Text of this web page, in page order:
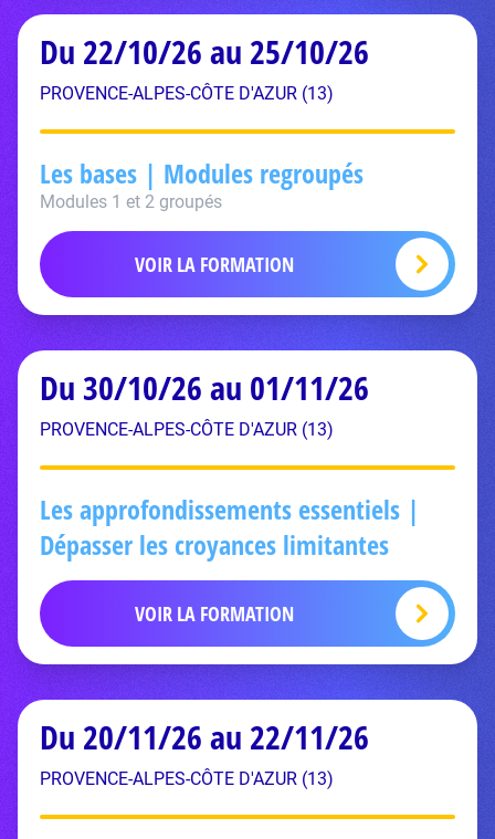
Du 22/10/26 au 25/10/26
PROVENCE-ALPES-CÔTE D'AZUR (13)
Les bases | Modules regroupés
Modules 1 et 2 groupés
VOIR LA FORMATION
Du 30/10/26 au 01/11/26
PROVENCE-ALPES-CÔTE D'AZUR (13)
Les approfondissements essentiels |
Dépasser les croyances limitantes
VOIR LA FORMATION
Du 20/11/26 au 22/11/26
PROVENCE-ALPES-CÔTE D'AZUR (13)